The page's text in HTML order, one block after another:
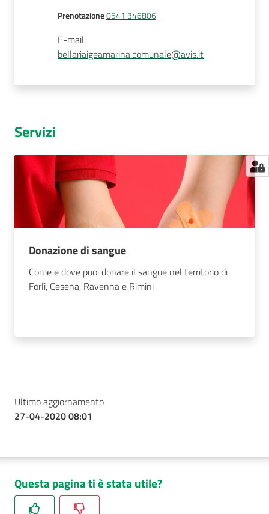
Prenotazione0541 346806
E-mail:
bellariaigeamarina.comunale@avis.it
Servizi
Donazione di sangue
Come e dove puoi donare il sangue nel territorio di
Forlì, Cesena, Ravenna e Rimini
Ultimo aggiornamento
27-04-2020 08:01
Questa pagina ti è stata utile?